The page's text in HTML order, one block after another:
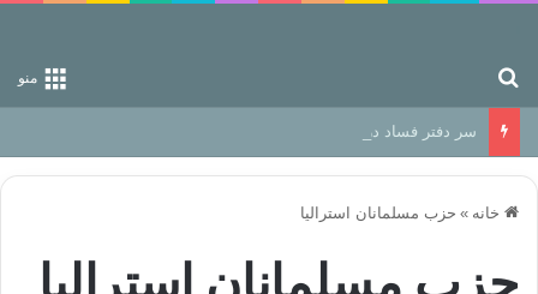
منو
سر دفتر فساد در زمین‌، دوری وکناره‌گیری از راه خداست‌!
خانه » حزب مسلمانان استرالیا